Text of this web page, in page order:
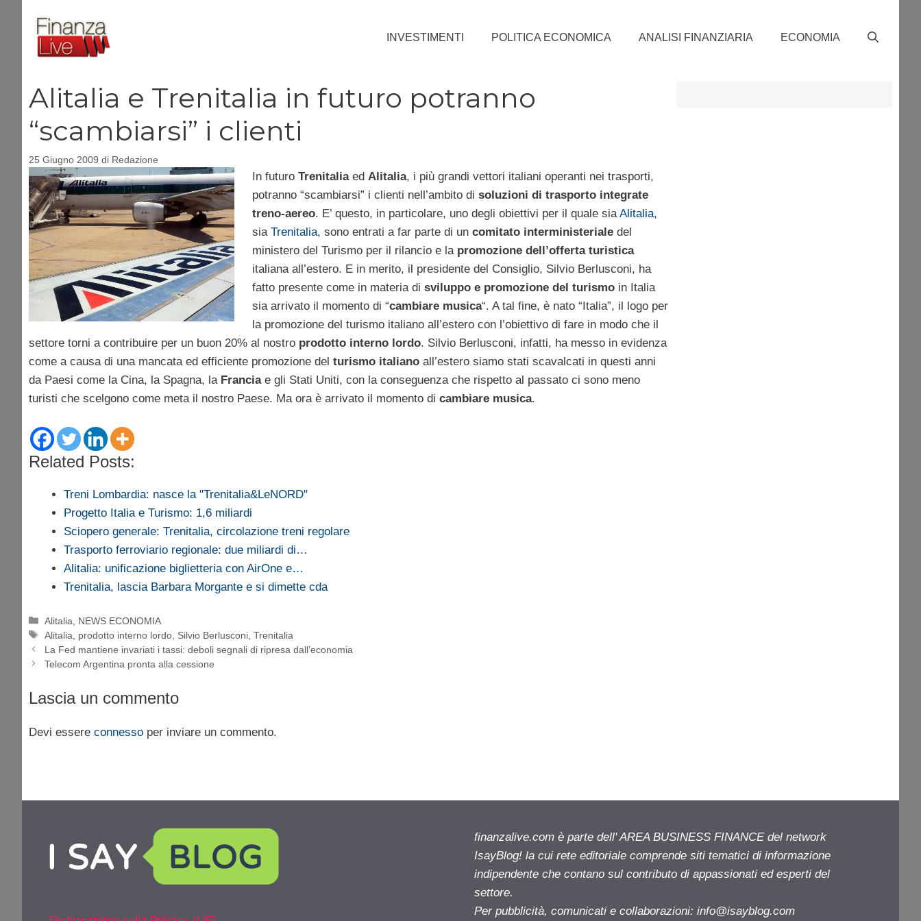
contenuto
INVESTIMENTI POLITICA ECONOMICA ANALISI FINANZIARIA ECONOMIA
Alitalia e Trenitalia in futuro potranno
“scambiarsi” i clienti
25 Giugno 2009 di Redazione
In futuro Trenitalia ed Alitalia, i più grandi vettori italiani operanti nei trasporti,
potranno “scambiarsi” i clienti nell’ambito di soluzioni di trasporto integrate
treno-aereo. E’ questo, in particolare, uno degli obiettivi per il quale sia Alitalia,
sia Trenitalia, sono entrati a far parte di un comitato interministerialedel
ministero del Turismo per il rilancio e la promozione dell’offerta turistica
italiana all’estero. E in merito, il presidente del Consiglio, Silvio Berlusconi, ha
fatto presente come in materia di sviluppo e promozione del turismoin Italia
sia arrivato il momento di “cambiare musica“. A tal fine, è nato “Italia”, il logo per
la promozione del turismo italiano all’estero con l’obiettivo di fare in modo che il
settore torni a contribuire per un buon 20% al nostro prodotto interno lordo. Silvio Berlusconi, infatti, ha messo in evidenza
come a causa di una mancata ed efficiente promozione del turismo italiano all’estero siamo stati scavalcati in questi anni
da Paesi come la Cina, la Spagna, la Franciae gli Stati Uniti, con la conseguenza che rispetto al passato ci sono meno
turisti che scelgono come meta il nostro Paese. Ma ora è arrivato il momento di cambiare musica.
Related Posts:
Treni Lombardia: nasce la "Trenitalia&LeNORD"
Progetto Italia e Turismo: 1,6 miliardi
Sciopero generale: Trenitalia, circolazione treni regolare
Trasporto ferroviario regionale: due miliardi di…
Alitalia: unificazione biglietteria con AirOne e…
Trenitalia, lascia Barbara Morgante e si dimette cda
Categorie
Alitalia
NEWS ECONOMIA
Tag
Alitalia prodotto interno lordo Silvio Berlusconi ,Trenitalia
La Fed mantiene invariati i tassi: deboli segnali di ripresa dall’economia
Telecom Argentina pronta alla cessione
Lascia un commento
Devi essere connesso per inviare un commento.
finanzalive.com è parte dell' AREA BUSINESS FINANCE del network
IsayBlog! la cui rete editoriale comprende siti tematici di informazione
indipendente che contano sul contributo di appassionati ed esperti del
settore.
Per pubblicità, comunicati e collaborazioni: info@isayblog.com